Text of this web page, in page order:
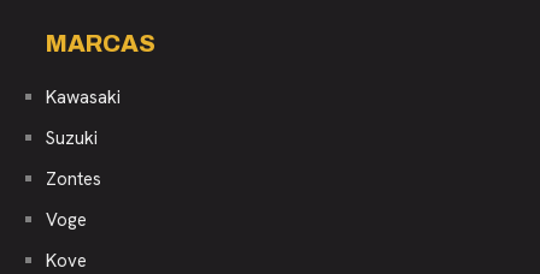
MARCAS
Kawasaki
Suzuki
Zontes
Voge
Kove